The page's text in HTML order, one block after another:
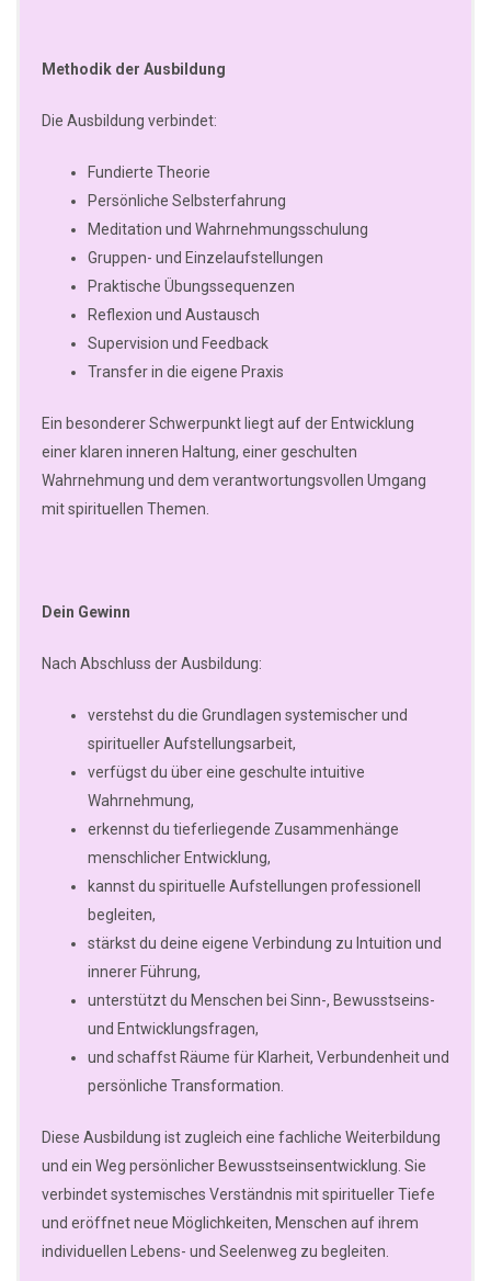
Methodik der Ausbildung
Die Ausbildung verbindet:
Fundierte Theorie
Persönliche Selbsterfahrung
Meditation und Wahrnehmungsschulung
Gruppen- und Einzelaufstellungen
Praktische Übungssequenzen
Reflexion und Austausch
Supervision und Feedback
Transfer in die eigene Praxis
Ein besonderer Schwerpunkt liegt auf der Entwicklung
einer klaren inneren Haltung, einer geschulten
Wahrnehmung und dem verantwortungsvollen Umgang
mit spirituellen Themen.
Dein Gewinn
Nach Abschluss der Ausbildung:
verstehst du die Grundlagen systemischer und
spiritueller Aufstellungsarbeit,
verfügst du über eine geschulte intuitive
Wahrnehmung,
erkennst du tieferliegende Zusammenhänge
menschlicher Entwicklung,
kannst du spirituelle Aufstellungen professionell
begleiten,
stärkst du deine eigene Verbindung zu Intuition und
innerer Führung,
unterstützt du Menschen bei Sinn-, Bewusstseins-
und Entwicklungsfragen,
und schaffst Räume für Klarheit, Verbundenheit und
persönliche Transformation.
Diese Ausbildung ist zugleich eine fachliche Weiterbildung
und ein Weg persönlicher Bewusstseinsentwicklung. Sie
verbindet systemisches Verständnis mit spiritueller Tiefe
und eröffnet neue Möglichkeiten, Menschen auf ihrem
individuellen Lebens- und Seelenweg zu begleiten.